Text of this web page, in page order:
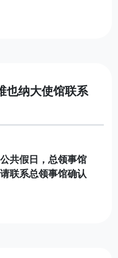
也纳大使馆联系
共假日，总领事馆
联系总领事馆确认